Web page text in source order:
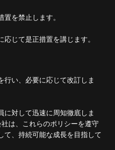
置を禁止します。
じて是正措置を講じます。
行い、必要に応じて改訂しま
に対して迅速に周知徹底しま
は、これらのポリシーを遵守
て、持続可能な成長を目指して